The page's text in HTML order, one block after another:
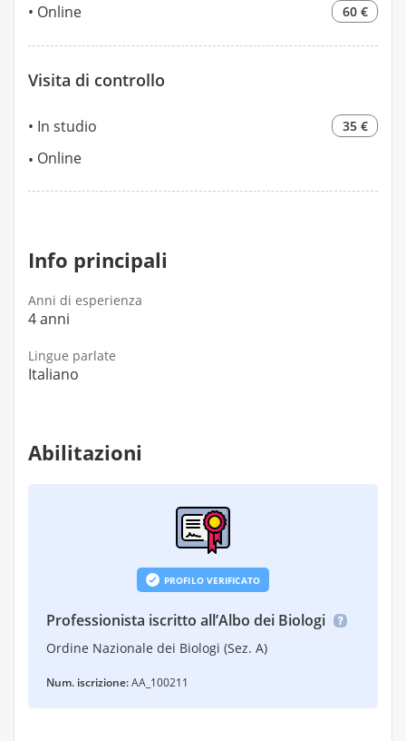
Online 60 €
Visita di controllo
In studio 35 €
Online
Info principali
Anni di esperienza
4 anni
Lingue parlate
Italiano
Abilitazioni
PROFILO VERIFICATO
Professionista iscritto all’Albo dei Biologi
Ordine Nazionale dei Biologi (Sez. A)
Num. iscrizione:AA_100211